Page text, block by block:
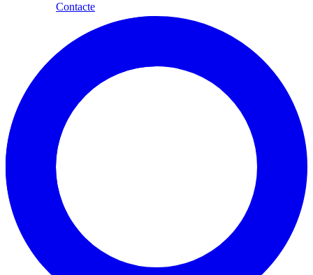
Contacte